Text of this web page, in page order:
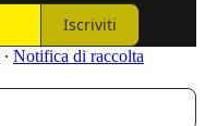
Iscriviti
∙ Notifica di raccolta